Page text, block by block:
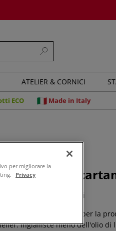
ATELIER & CORNICI
ECO Made in Italy
- Olio di
0 recensioni
viene utilizzato per la
Ingiallisce meno dell'olio di
per migliorare la
Privacy